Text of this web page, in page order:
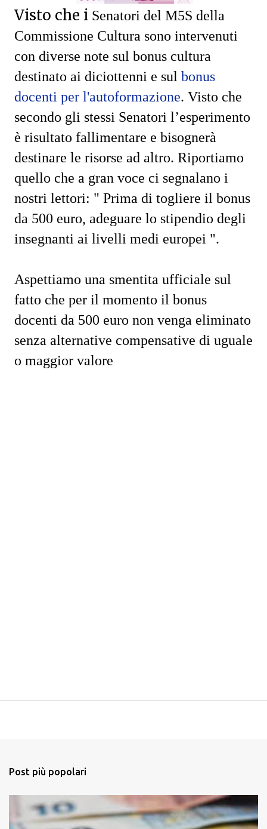
Visto che i Senatori del M5S della
Commissione Cultura sono intervenuti
con diverse note sul bonus cultura
destinato ai diciottenni e sul bonus
docenti per l'autoformazione. Visto che
secondo gli stessi Senatori l’esperimento
è risultato fallimentare e bisognerà
destinare le risorse ad altro. Riportiamo
quello che a gran voce ci segnalano i
nostri lettori: " Prima di togliere il bonus
da 500 euro, adeguare lo stipendio degli
insegnanti ai livelli medi europei ".
Aspettiamo una smentita ufficiale sul
fatto che per il momento il bonus
docenti da 500 euro non venga eliminato
senza alternative compensative di uguale
o maggior valore
Post più popolari